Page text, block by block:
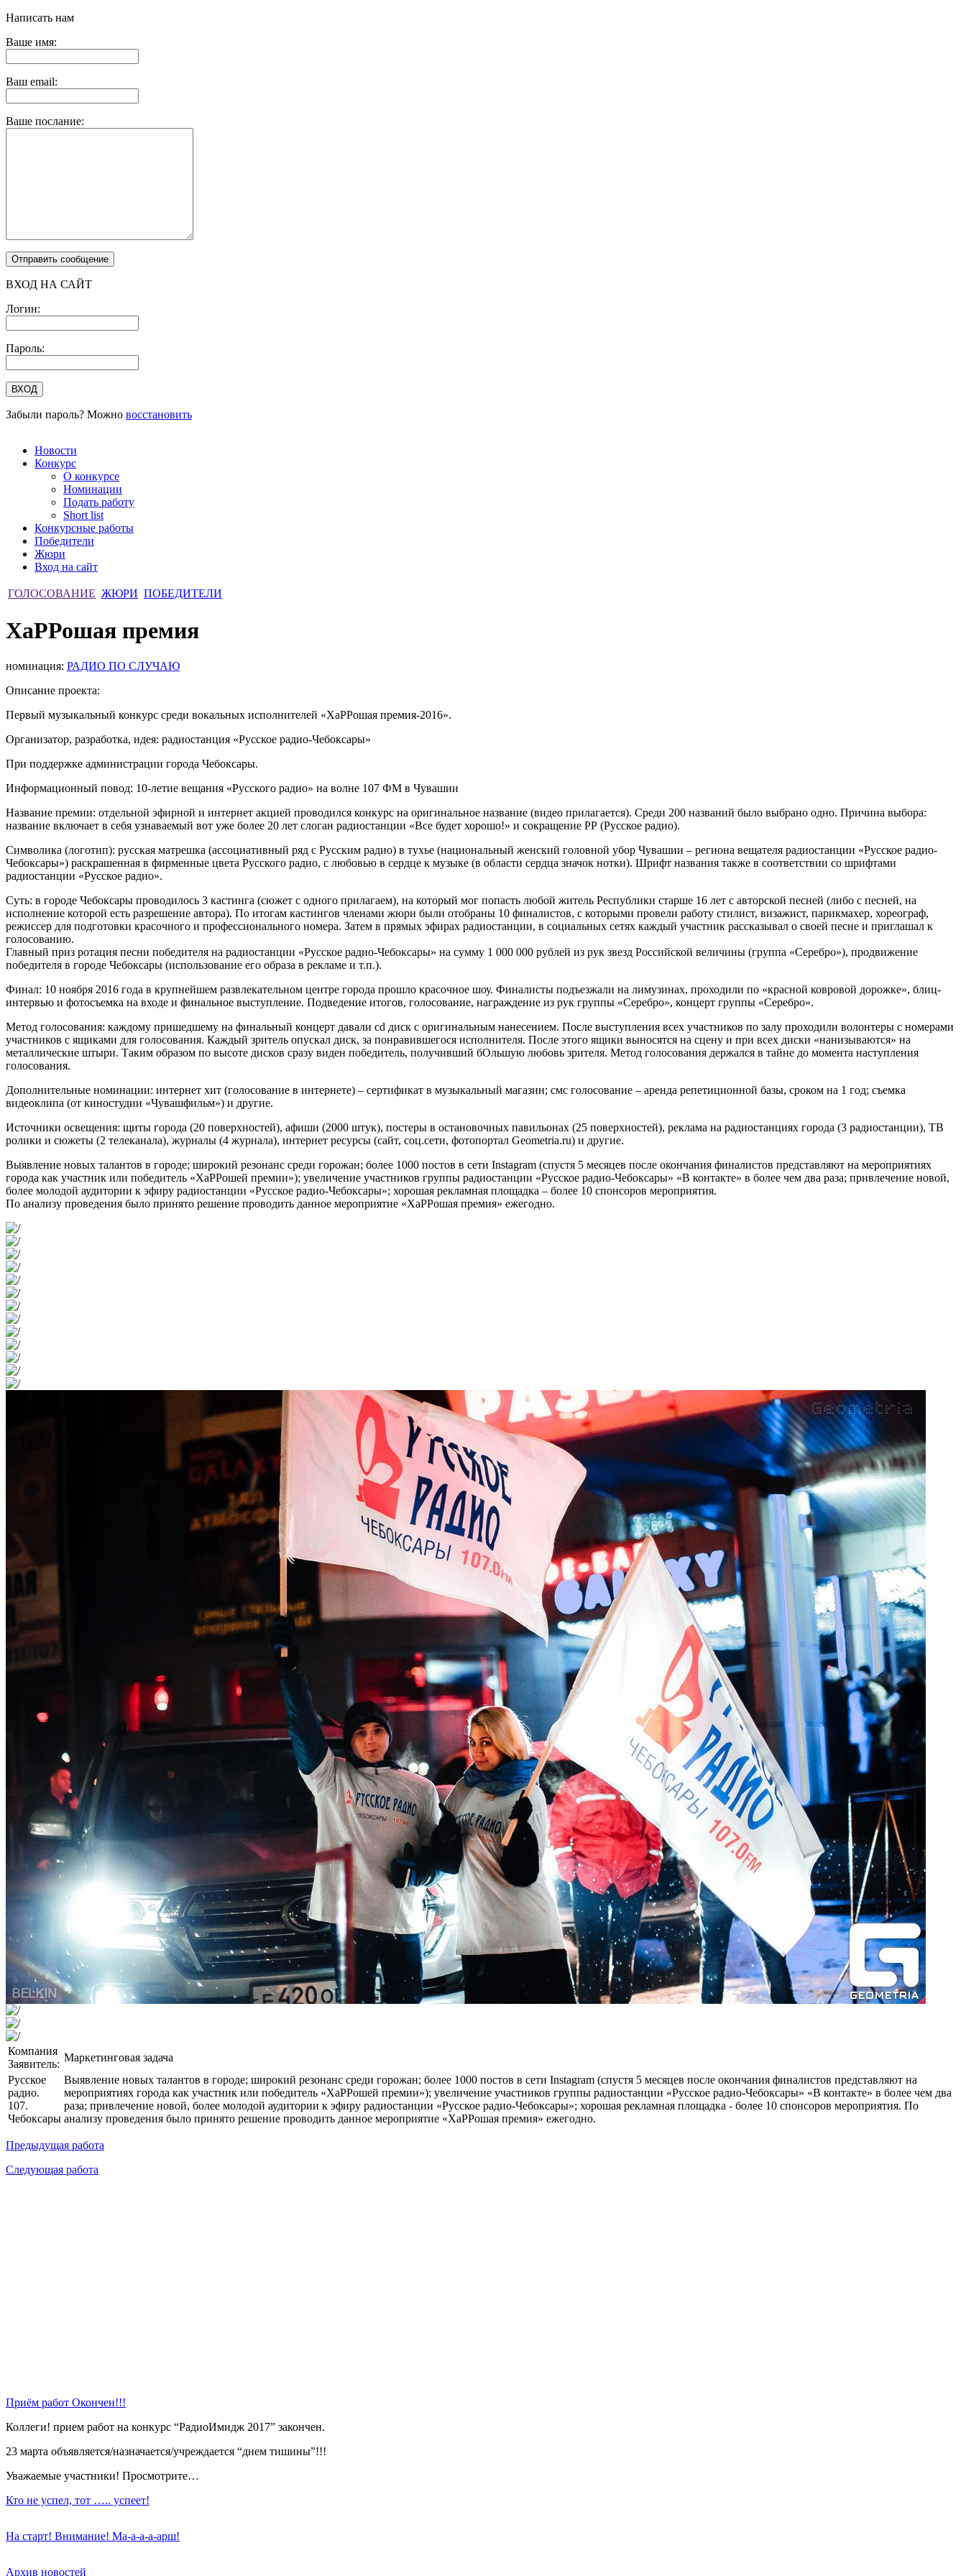
Написать нам
Ваше имя:
Ваш email:
Ваше послание:
ВХОД НА САЙТ
Логин:
Пароль:
Забыли пароль? Можно восстановить
Новости
Конкурс
О конкурсе
Номинации
Подать работу
Short list
Конкурсные работы
Победители
Жюри
Вход на сайт
ГОЛОСОВАНИЕ ЖЮРИ ПОБЕДИТЕЛИ
ХаРРошая премия
номинация: РАДИО ПО СЛУЧАЮ
Описание проекта:
Первый музыкальный конкурс среди вокальных исполнителей «ХаРРошая премия-2016».
Организатор, разработка, идея: радиостанция «Русское радио-Чебоксары»
При поддержке администрации города Чебоксары.
Информационный повод: 10-летие вещания «Русского радио» на волне 107 ФМ в Чувашии
Название премии: отдельной эфирной и интернет акцией проводился конкурс на оригинальное название (видео прилагается). Среди 200 названий было выбрано одно. Причина выбора:
название включает в себя узнаваемый вот уже более 20 лет слоган радиостанции «Все будет хорошо!» и сокращение РР (Русское радио).
Символика (логотип): русская матрешка (ассоциативный ряд с Русским радио) в тухье (национальный женский головной убор Чувашии – региона вещателя радиостанции «Русское радио-
Чебоксары») раскрашенная в фирменные цвета Русского радио, с любовью в сердце к музыке (в области сердца значок нотки). Шрифт названия также в соответствии со шрифтами
радиостанции «Русское радио».
Суть: в городе Чебоксары проводилось 3 кастинга (сюжет с одного прилагаем), на который мог попасть любой житель Республики старше 16 лет с авторской песней (либо с песней, на
исполнение которой есть разрешение автора). По итогам кастингов членами жюри были отобраны 10 финалистов, с которыми провели работу стилист, визажист, парикмахер, хореограф,
режиссер для подготовки красочного и профессионального номера. Затем в прямых эфирах радиостанции, в социальных сетях каждый участник рассказывал о своей песне и приглашал к
голосованию.
Главный приз ротация песни победителя на радиостанции «Русское радио-Чебоксары» на сумму 1 000 000 рублей из рук звезд Российской величины (группа «Серебро»), продвижение
победителя в городе Чебоксары (использование его образа в рекламе и т.п.).
Финал: 10 ноября 2016 года в крупнейшем развлекательном центре города прошло красочное шоу. Финалисты подъезжали на лимузинах, проходили по «красной ковровой дорожке», блиц-
интервью и фотосъемка на входе и финальное выступление. Подведение итогов, голосование, награждение из рук группы «Серебро», концерт группы «Серебро».
Метод голосования: каждому пришедшему на финальный концерт давали cd диск с оригинальным нанесением. После выступления всех участников по залу проходили волонтеры с номерами
участников с ящиками для голосования. Каждый зритель опускал диск, за понравившегося исполнителя. После этого ящики выносятся на сцену и при всех диски «нанизываются» на
металлические штыри. Таким образом по высоте дисков сразу виден победитель, получивший бОльшую любовь зрителя. Метод голосования держался в тайне до момента наступления
голосования.
Дополнительные номинации: интернет хит (голосование в интернете) – сертификат в музыкальный магазин; смс голосование – аренда репетиционной базы, сроком на 1 год; съемка
видеоклипа (от киностудии «Чувашфильм») и другие.
Источники освещения: щиты города (20 поверхностей), афиши (2000 штук), постеры в остановочных павильонах (25 поверхностей), реклама на радиостанциях города (3 радиостанции), ТВ
ролики и сюжеты (2 телеканала), журналы (4 журнала), интернет ресурсы (сайт, соц.сети, фотопортал Geometria.ru) и другие.
Выявление новых талантов в городе; широкий резонанс среди горожан; более 1000 постов в сети Instagram (спустя 5 месяцев после окончания финалистов представляют на мероприятиях
города как участник или победитель «ХаРРошей премии»); увеличение участников группы радиостанции «Русское радио-Чебоксары» «В контакте» в более чем два раза; привлечение новой,
более молодой аудитории к эфиру радиостанции «Русское радио-Чебоксары»; хорошая рекламная площадка – более 10 спонсоров мероприятия.
По анализу проведения было принято решение проводить данное мероприятие «ХаРРошая премия» ежегодно.
Компания
Заявитель:
Маркетинговая задача
Русское
радио.
107.
Чебоксары
Выявление новых талантов в городе; широкий резонанс среди горожан; более 1000 постов в сети Instagram (спустя 5 месяцев после окончания финалистов представляют на
мероприятиях города как участник или победитель «ХаРРошей премии»); увеличение участников группы радиостанции «Русское радио-Чебоксары» «В контакте» в более чем два
раза; привлечение новой, более молодой аудитории к эфиру радиостанции «Русское радио-Чебоксары»; хорошая рекламная площадка - более 10 спонсоров мероприятия. По
анализу проведения было принято решение проводить данное мероприятие «ХаРРошая премия» ежегодно.
Предыдущая работа
Следующая работа
Приём работ Окончен!!!
Коллеги! прием работ на конкурс “РадиоИмидж 2017” закончен.
23 марта объявляется/назначается/учреждается “днем тишины”!!!
Уважаемые участники! Просмотрите…
Кто не успел, тот ….. успеет!
На старт! Внимание! Ма-а-а-а-арш!
Архив новостей